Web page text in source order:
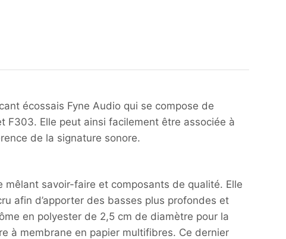
écossais Fyne Audio qui se compose de
F303. Elle peut ainsi facilement être associée à
de la signature sonore.
mêlant savoir-faire et composants de qualité. Elle
afin d’apporter des basses plus profondes et
en polyester de 2,5 cm de diamètre pour la
à membrane en papier multifibres. Ce dernier